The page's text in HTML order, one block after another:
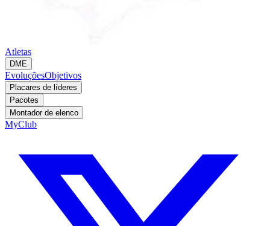
Atletas
DME
EvoluçõesObjetivos
Placares de líderes
Pacotes
Montador de elenco
MyClub